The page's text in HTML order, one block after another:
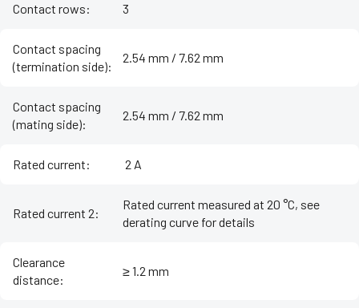
Contact rows: 3
Contact spacing
(termination side):
2.54 mm / 7.62 mm
Contact spacing
(mating side):
2.54 mm / 7.62 mm
Rated current: ‌ 2 A
Rated current 2:
Rated current measured at 20 °C, see
derating curve for details
Clearance
distance:
≥ 1.2 mm